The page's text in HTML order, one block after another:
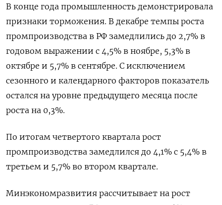
В конце года промышленность демонстрировала
признаки торможения. В декабре темпы роста
промпроизводства в РФ замедлились до 2,7% в
годовом выражении с 4,5% в ноябре, 5,3% в
октябре и 5,7% в сентябре. С исключением
сезонного и календарного факторов показатель
остался на уровне предыдущего месяца после
роста на 0,3%.
По итогам четвертого квартала рост
промпроизводства замедлился до 4,1% с 5,4% в
третьем и 5,7% во втором квартале.
Минэкономразвития рассчитывает на рост